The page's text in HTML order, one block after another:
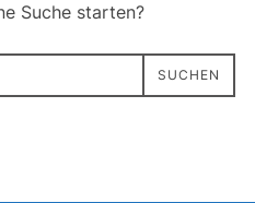
Suche starten?
SUCHEN